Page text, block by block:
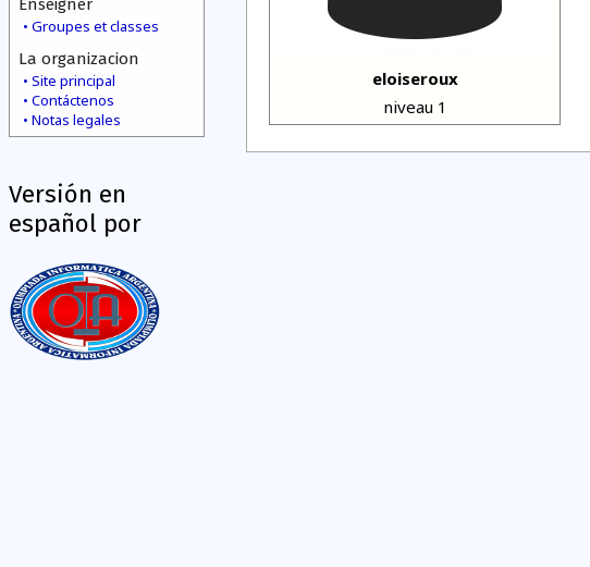
Enseigner
Groupes et classes
La organizacion
Site principal
Contáctenos
Notas legales
Versión en
español por
eloiseroux
niveau 1